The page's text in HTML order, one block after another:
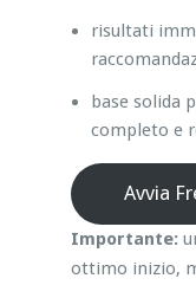
risultati
base solida
completo e
Avvia
Importante:
ottimo inizio,